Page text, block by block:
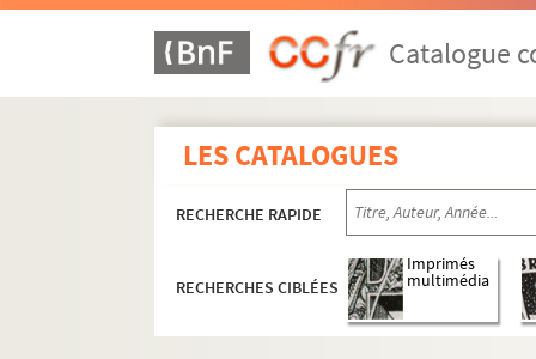
Catalogue
LES CATALOGUES
RECHERCHE RAPIDE
RECHERCHES CIBLÉES
Imprimés
multimédia